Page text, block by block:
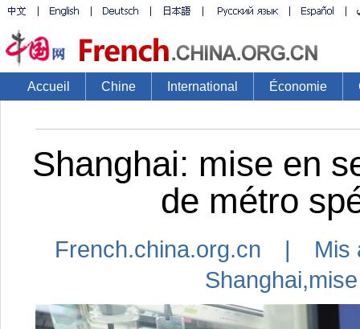
Accueil Chine International Économie
Shanghai: mise en
de métro
French.china.org.cn |
Shanghai,